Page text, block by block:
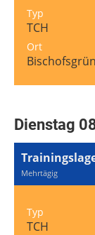
Typ
TCH
Ort
Bischofsgrün
Dienstag
Mehrtägig
Typ
TCH